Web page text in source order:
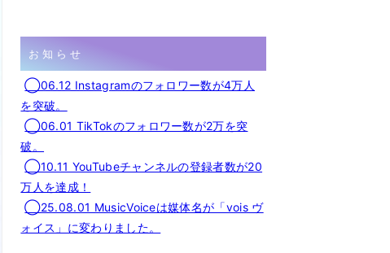
お知らせ
◯06.12 Instagramのフォロワー数が4万人
を突破。
◯06.01 TikTokのフォロワー数が2万を突
破。
◯10.11 YouTubeチャンネルの登録者数が20
万人を達成！
◯25.08.01 MusicVoiceは媒体名が「vois ヴ
ォイス」に変わりました。